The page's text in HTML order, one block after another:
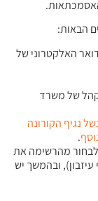
הבאות:
האלקטרוני של
של משרד
נגיף הקורונה
.
מהרשימה את
ובהמשך יש